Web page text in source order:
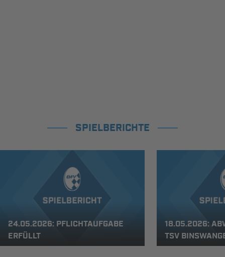
SPIELBERICHTE
24.05.2026: PFLICHTAUFGABE
ERFÜLLT
18.05.2026:
TSV